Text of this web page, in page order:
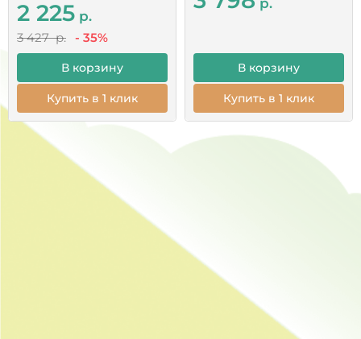
2 225р.
3 427 р. - 35%
В корзину
Купить в 1 клик
В корзину
Купить в 1 клик